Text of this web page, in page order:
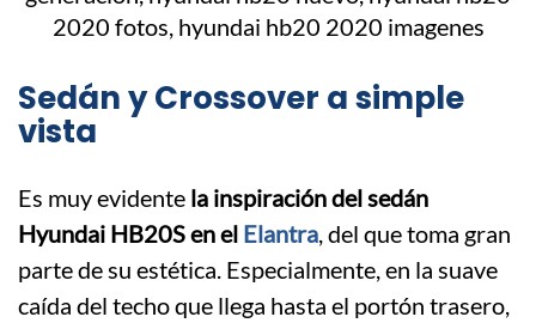
Sedán y Crossover a simple
vista
Es muy evidente la inspiración del sedán
Hyundai HB20S en el Elantra, del que toma gran
parte de su estética. Especialmente, en la suave
caída del techo que llega hasta el portón trasero,